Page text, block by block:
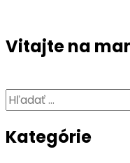
Vitajte na
Hľadať:
Kategórie